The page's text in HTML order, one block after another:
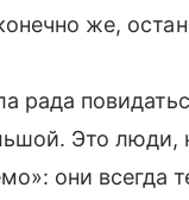
же,
рада
Это
они всегда